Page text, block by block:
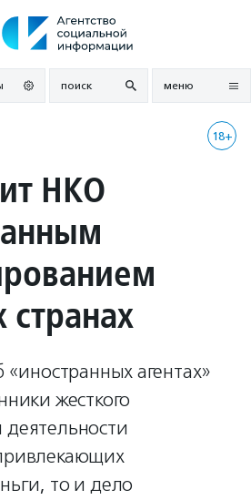
поиск меню
18+
НКО
странах
«иностранных агентах»
жесткого
то и дело